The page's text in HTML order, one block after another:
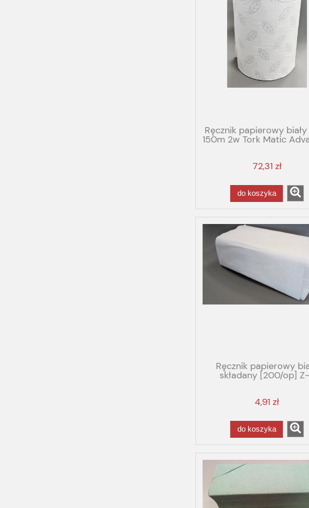
Ręcznik papierowy biały
150m 2w Tork Matic
72,31 zł
do koszyka
Ręcznik papierowy
składany [200/op]
celuloza
4,91 zł
do koszyka